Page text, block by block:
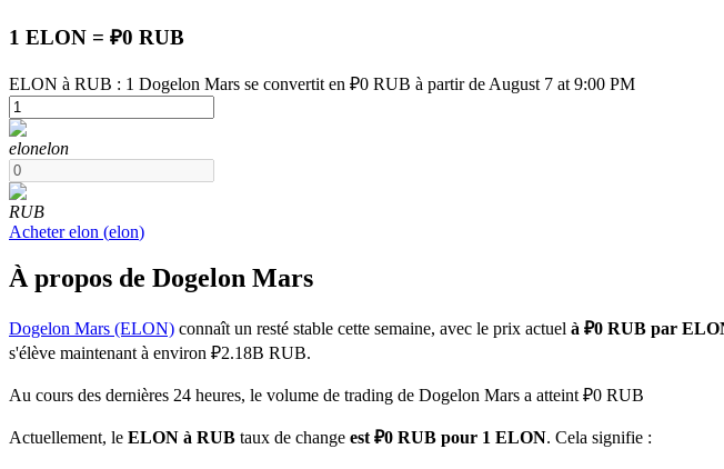
Futures utilisant l'USDT comme garantie
1 ELON = ₽0 RUB
ELON à RUB : 1 Dogelon Mars se convertit en ₽0 RUB à partir de August 7 at 9:00 PM
elonelon
RUB
Acheter elon (elon)
À propos de Dogelon Mars
Dogelon Mars (ELON) connaît un resté stable cette semaine, avec le prix actuel à ₽0 RUB par
s'élève maintenant à environ ₽2.18B RUB.
Au cours des dernières 24 heures, le volume de trading de Dogelon Mars a atteint ₽0 RUB
Actuellement, le ELON à RUB taux de change est ₽0 RUB pour 1 ELON. Cela signifie :